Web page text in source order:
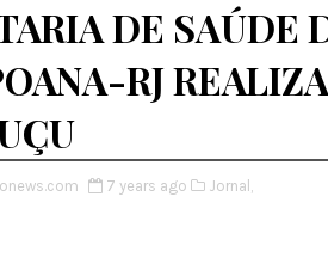
DE SAÚDE
RJ
7 years ago Jornal,